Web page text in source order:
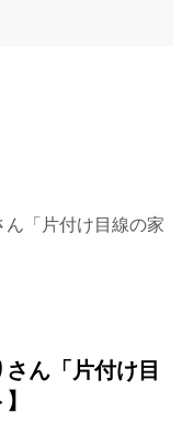
「片付け目線の家
ん「片付け目